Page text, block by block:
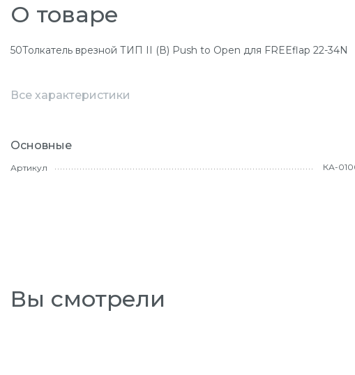
О товаре
50Толкатель врезной ТИП II (В) Push to Open для FREEflap 22-34N
Все характеристики
Основные
Артикул КА-
Вы смотрели